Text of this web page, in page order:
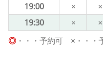
19:00
× ×
19:30
× ×
◎ ・・・予約可 ×・・・